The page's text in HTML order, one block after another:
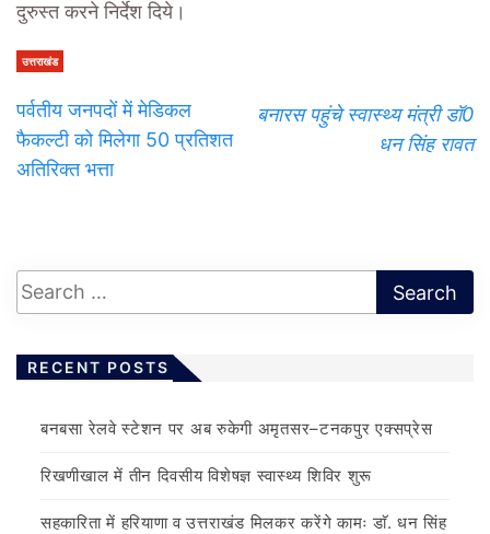
दुरुस्त करने निर्देश दिये।
उत्तराखंड
पर्वतीय जनपदों में मेडिकल
फैकल्टी को मिलेगा 50 प्रतिशत
अतिरिक्त भत्ता
बनारस पहुंचे स्वास्थ्य मंत्री डॉ0
धन सिंह रावत
RECENT POSTS
बनबसा रेलवे स्टेशन पर अब रुकेगी अमृतसर–टनकपुर एक्सप्रेस
रिखणीखाल में तीन दिवसीय विशेषज्ञ स्वास्थ्य शिविर शुरू
सहकारिता में हरियाणा व उत्तराखंड मिलकर करेंगे कामः डाॅ. धन सिंह